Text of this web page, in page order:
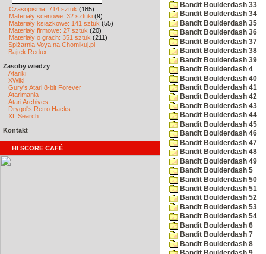
Czasopisma: 714 sztuk (185)
Materiały scenowe: 32 sztuki (9)
Materiały książkowe: 141 sztuk (55)
Materiały firmowe: 27 sztuk (20)
Materiały o grach: 351 sztuk (211)
Spiżarnia Voya na Chomikuj.pl
Bajtek Redux
Zasoby wiedzy
Atariki
XWiki
Gury's Atari 8-bit Forever
Atarimania
Atari Archives
Drygol's Retro Hacks
XL Search
Kontakt
HI SCORE CAFÉ
Bandit Boulderdash 33
Bandit Boulderdash 34
Bandit Boulderdash 35
Bandit Boulderdash 36
Bandit Boulderdash 37
Bandit Boulderdash 38
Bandit Boulderdash 39
Bandit Boulderdash 4
Bandit Boulderdash 40
Bandit Boulderdash 41
Bandit Boulderdash 42
Bandit Boulderdash 43
Bandit Boulderdash 44
Bandit Boulderdash 45
Bandit Boulderdash 46
Bandit Boulderdash 47
Bandit Boulderdash 48
Bandit Boulderdash 49
Bandit Boulderdash 5
Bandit Boulderdash 50
Bandit Boulderdash 51
Bandit Boulderdash 52
Bandit Boulderdash 53
Bandit Boulderdash 54
Bandit Boulderdash 6
Bandit Boulderdash 7
Bandit Boulderdash 8